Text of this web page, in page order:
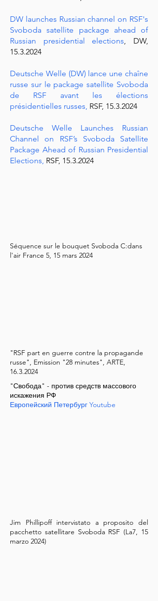
DW launches Russian channel on RSF's
Svoboda satellite package ahead of
Russian presidential elections, DW,
15.3.2024
Deutsche Welle (DW) lance une chaîne
russe sur le package satellite Svoboda
de RSF avant les élections
présidentielles russes, RSF, 15.3.2024
Deutsche Welle Launches Russian
Channel on RSF’s Svoboda Satellite
Package Ahead of Russian Presidential
Elections, RSF, 15.3.2024
Séquence sur le bouquet Svoboda C:dans
l'air France 5, 15 mars 2024
"RSF part en guerre contre la propagande
russe", Emission "28 minutes", ARTE,
16.3.2024
"Свобода" - против средств массового
искажения РФ
Европейский Петербург Youtube
Jim Phillipoff intervistato a proposito del
pacchetto satellitare Svoboda RSF (La7, 15
marzo 2024)